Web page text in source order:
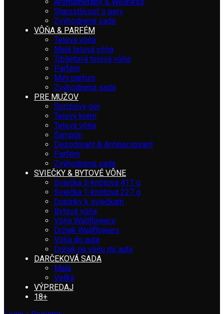
Starostlivosť o pery
Zvýhodnená sada
VÔŇA & PARFÉM
Telová vôňa
Malá telová vôňa
Trblietavá telová vôňa
Parfém
Mini parfum
Zvýhodnená sada
PRE MUŽOV
Sprchový gél
Telový krém
Telová vôňa
Šampón
Dezodorant & Antiperspirant
Parfém
Zvýhodnená sada
SVIEČKY & BYTOVÉ VÔNE
Sviečka 3-knôtová 411 g
Sviečka 1-knôtová 227 g
Doplnky k sviečkam
Bytová vôňa
Vôňa Wallflowers
Držiak Wallflowers
Vôňa do auta
Držiak na vôňu do auta
DARČEKOVÁ SADA
Malá
Veľká
VÝPREDAJ
18+